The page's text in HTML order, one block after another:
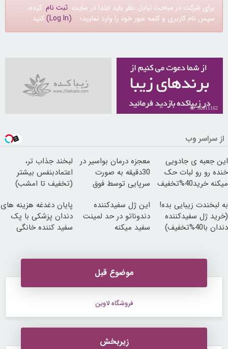
برای شرکت در مباحث تبادل نظر باید ابتدا در سایت ثبت نام کرده،
سپس نام کاربری و کلمه عبور خود را وارد نمایید؛ (Log In) کنید.
30811162
از سراسر وب
این جعبه ی جادویی
خنده رو رو لبات حک
میکنه خرید40%تخفیف
معجزه درمان بواسیر در
30دقیقه به صورت
سرپایی توسط فوق
لبخند جذاب تر،
اعتمادبنفس بیشتر
(تخفیف تا امشب)
به لبخندت زیبایی بده!
(خرید ژل سفیدکننده
دندان با40%تخفیف)
این ژل سفیدکننده
دندوناتو در حد لمینت
سفید میکنه
پایان دغدغه هزینه های
دندان پزشکی با پک
سفید کننده خانگی
موضوع قبل
فروشگاه لاوین
زیربخش